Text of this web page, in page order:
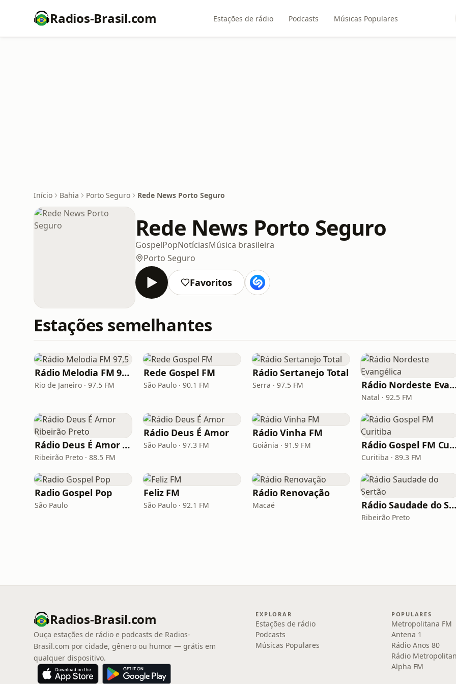
Radios-Brasil.com Estações de rádio Podcasts Músicas Populares
Início Bahia Porto Seguro Rede News Porto Seguro
Rede News Porto Seguro
GospelPopNotíciasMúsica brasileira
Porto Seguro
Favoritos
Estações semelhantes
Rádio Melodia FM 97,5
Rio de Janeiro · 97.5 FM
Rede Gospel FM
São Paulo · 90.1 FM
Rádio Sertanejo Total
Serra · 97.5 FM Rádio Nordeste
Natal · 92.5 FM
Rádio Deus É Amor Ribeirão Preto
Ribeirão Preto · 88.5 FM
Rádio Deus É Amor
São Paulo · 97.3 FM
Rádio Vinha FM
Goiânia · 91.9 FM Rádio Gospel
Curitiba · 89.3 FM
Radio Gospel Pop
São Paulo
Feliz FM
São Paulo · 92.1 FM
Rádio Renovação
Macaé Rádio Saudade do Sertão
Ribeirão Preto
Radios-Brasil.com
Ouça estações de rádio e podcasts de Radios-
Brasil.com por cidade, gênero ou humor — grátis em
qualquer dispositivo.
EXPLORAR
Estações de rádio
Podcasts
Músicas Populares
POPULARES
Metropolitana FM
Antena 1
Rádio Anos 80
Rádio
Alpha FM